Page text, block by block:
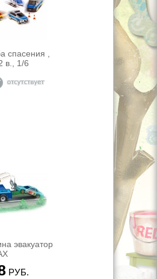
спасения ,
в., 1/6
эвакуатор
РУБ.